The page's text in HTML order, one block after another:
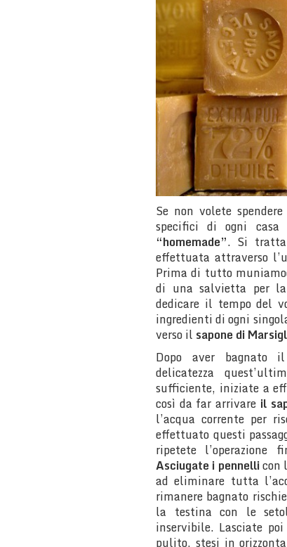
Se non volete
specifici di ogni casa
“homemade”. Si tratta
effettuata attraverso
Prima di tutto
di una salvietta per la
dedicare il tempo del
ingredienti di ogni
verso il sapone di
Dopo aver bagnato
delicatezza
sufficiente, iniziate a
così da far arrivare il
l’acqua corrente per
effettuato questi
ripetete l’operazione
Asciugate i pennellicon
ad eliminare tutta
rimanere bagnato
la testina con le
inservibile. Lasciate
pulito, stesi in